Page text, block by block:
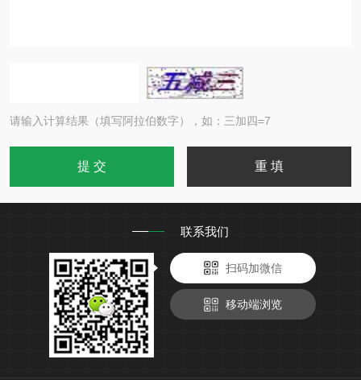
请输入计算结果（填写阿拉伯数字），如：三加四=7
联系我们
扫码加微信
移动端浏览